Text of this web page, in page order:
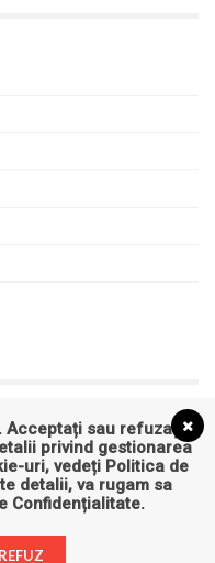
sau refuzați
privind gestionarea
uri, vedeți Politica de
detalii, va rugam sa
Confidențialitate.
REFUZ